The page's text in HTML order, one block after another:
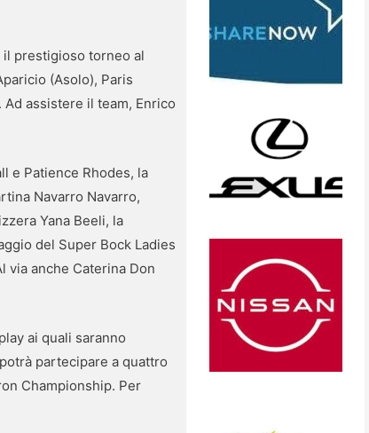
il prestigioso torneo al
(Asolo), Paris
assistere il team, Enrico
e Patience Rhodes, la
Navarro Navarro,
Yana Beeli, la
del Super Bock Ladies
via anche Caterina Don
ai quali saranno
partecipare a quattro
Championship. Per